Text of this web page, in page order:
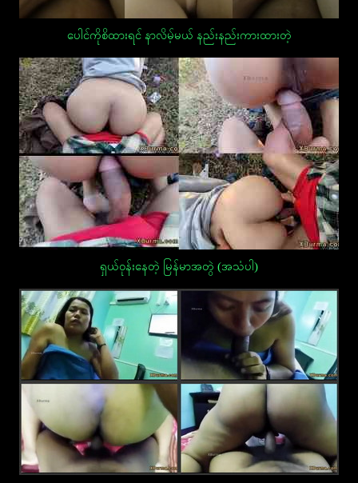
ပေါင်ကိုစိထားရင် နာလိမ့်မယ် နည်းနည်းကားထားတဲ့
ရှယ်ဝုန်းနေတဲ့ မြန်မာအတွဲ (အသံပါ)